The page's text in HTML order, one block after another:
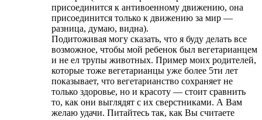
присоединится к антивоенному движению, она
присоединится только к движению за мир —
разница, думаю, видна).
Подитоживая могу сказать, что я буду делать все
возможное, чтобы мой ребенок был вегетарианцем
и не ел трупы животных. Пример моих родителей,
которые тоже вегетарианцы уже более 5ти лет
показывает, что вегетарианство сохраняет не
только здоровье, но и красоту — стоит сравнить
то, как они выглядят с их сверстниками. А Вам
желаю удачи. Питайтесь так, как Вы считаете